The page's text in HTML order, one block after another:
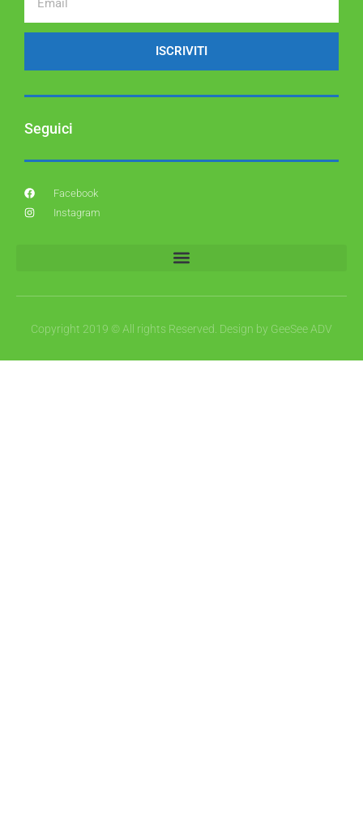
ISCRIVITI
Seguici
Facebook
Instagram
Copyright 2019 © All rights Reserved. Design by GeeSee ADV